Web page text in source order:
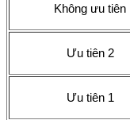
Không ưu tiên
Ưu tiên 2
Ưu tiên 1